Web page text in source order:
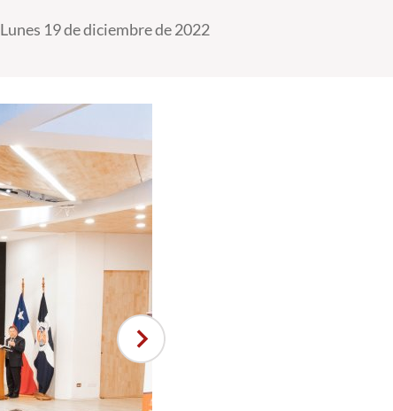
Lunes 19 de diciembre de 2022